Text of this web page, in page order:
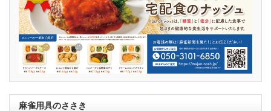
麻雀用具のささき